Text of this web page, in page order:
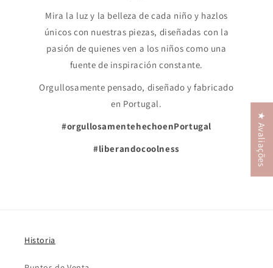
Mira la luz y la belleza de cada niño y hazlos
únicos con nuestras piezas, diseñadas con la
pasión de quienes ven a los niños como una
fuente de inspiración constante.
Orgullosamente pensado, diseñado y fabricado
en Portugal.
#orgullosamentehechoenPortugal
#liberandocoolness
Historia
★ Avaliações